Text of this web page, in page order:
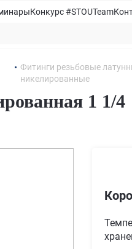
Конкурс #STOUTeam
Фитинги резьбовые
никелированные
1 1/4